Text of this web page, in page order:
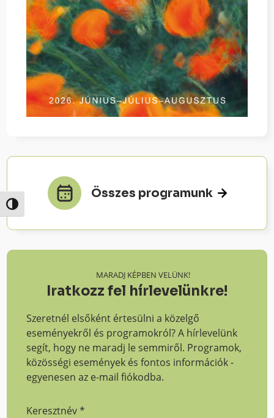
Nagy kontraszt váltása
Összes programunk
MARADJ KÉPBEN VELÜNK!
Iratkozz fel hírlevelünkre!
Szeretnél elsőként értesülni a közelgő
eseményekről és programokról? A hírlevelünk
segít, hogy ne maradj le semmiről. Programok,
közösségi események és fontos információk -
egyenesen az e-mail fiókodba.
Keresztnév*